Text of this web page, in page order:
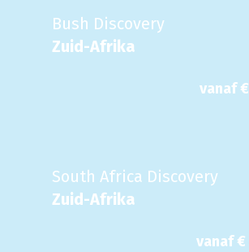
Bush Discovery
Zuid-Afrika
vanaf €
South Africa Discovery
Zuid-Afrika
vanaf €